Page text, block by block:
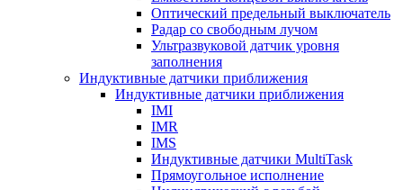
Оптический предельный выключатель
Радар со свободным лучом
Ультразвуковой датчик уровня
заполнения
Индуктивные датчики приближения
Индуктивные датчики приближения
IMI
IMR
IMS
Индуктивные датчики MultiTask
Прямоугольное исполнение